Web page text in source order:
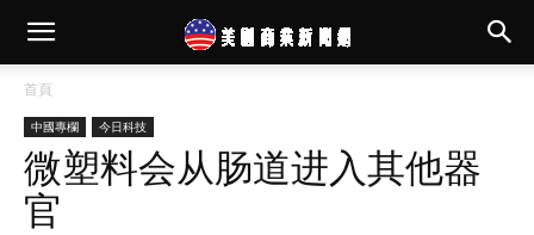
首頁
中國專欄 今日科技
微塑料会从肠道进入其他器
官